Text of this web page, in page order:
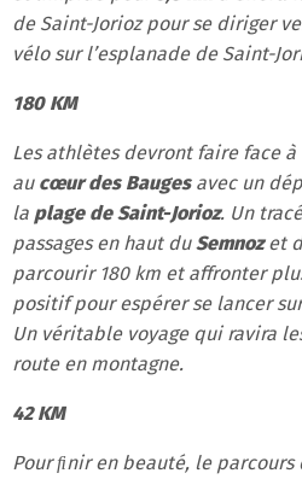
de Saint-Jorioz pour se diriger
vélo sur l’esplanade de Saint-
180 KM
Les athlètes devront faire face
au cœur des Baugesavec un
la plage de Saint-Jorioz. Un
passages en haut duSemnozet
parcourir 180 km et affronter
positif pour espérer se lancer
Un véritable voyage qui ravira
route en montagne.
42 KM
Pour ﬁnir en beauté, le